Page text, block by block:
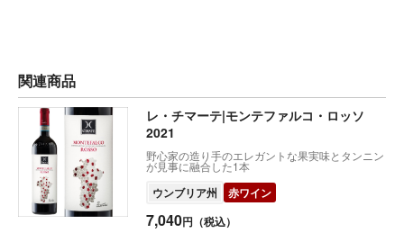
関連商品
レ・チマーテ|モンテファルコ・ロッソ
2021
野心家の造り手のエレガントな果実味とタンニン
が見事に融合した1本
ウンブリア州 赤ワイン
7,040円（税込）